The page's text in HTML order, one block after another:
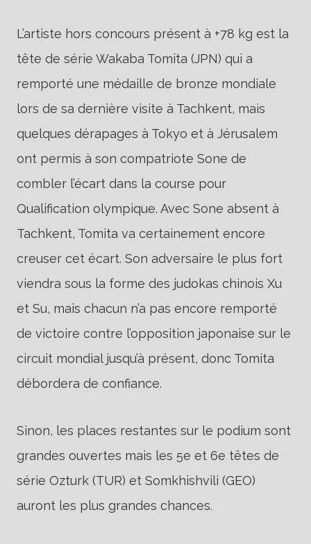
L’artiste hors concours présent à +78 kg est la
tête de série Wakaba Tomita (JPN) qui a
remporté une médaille de bronze mondiale
lors de sa dernière visite à Tachkent, mais
quelques dérapages à Tokyo et à Jérusalem
ont permis à son compatriote Sone de
combler l’écart dans la course pour
Qualification olympique. Avec Sone absent à
Tachkent, Tomita va certainement encore
creuser cet écart. Son adversaire le plus fort
viendra sous la forme des judokas chinois Xu
et Su, mais chacun n’a pas encore remporté
de victoire contre l’opposition japonaise sur le
circuit mondial jusqu’à présent, donc Tomita
débordera de confiance.
Sinon, les places restantes sur le podium sont
grandes ouvertes mais les 5e et 6e têtes de
série Ozturk (TUR) et Somkhishvili (GEO)
auront les plus grandes chances.